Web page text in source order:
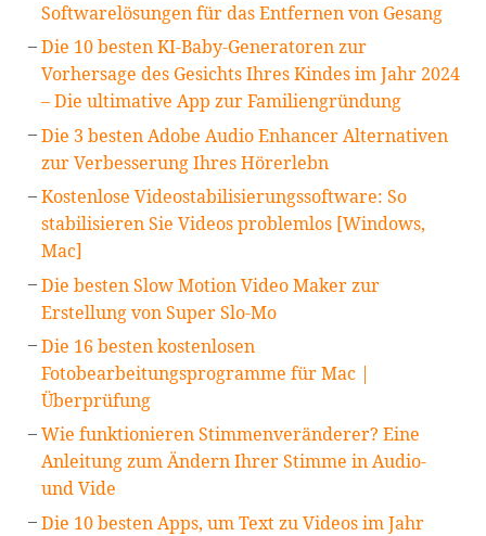
Softwarelösungen für das Entfernen von Gesang
Die 10 besten KI-Baby-Generatoren zur
Vorhersage des Gesichts Ihres Kindes im Jahr 2024
– Die ultimative App zur Familiengründung
Die 3 besten Adobe Audio Enhancer Alternativen
zur Verbesserung Ihres Hörerlebn
Kostenlose Videostabilisierungssoftware: So
stabilisieren Sie Videos problemlos [Windows,
Mac]
Die besten Slow Motion Video Maker zur
Erstellung von Super Slo-Mo
Die 16 besten kostenlosen
Fotobearbeitungsprogramme für Mac |
Überprüfung
Wie funktionieren Stimmenveränderer? Eine
Anleitung zum Ändern Ihrer Stimme in Audio-
und Vide
Die 10 besten Apps, um Text zu Videos im Jahr